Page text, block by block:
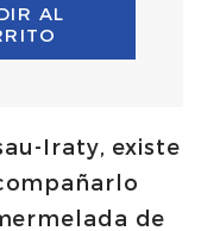
AL
Iraty, existe
de